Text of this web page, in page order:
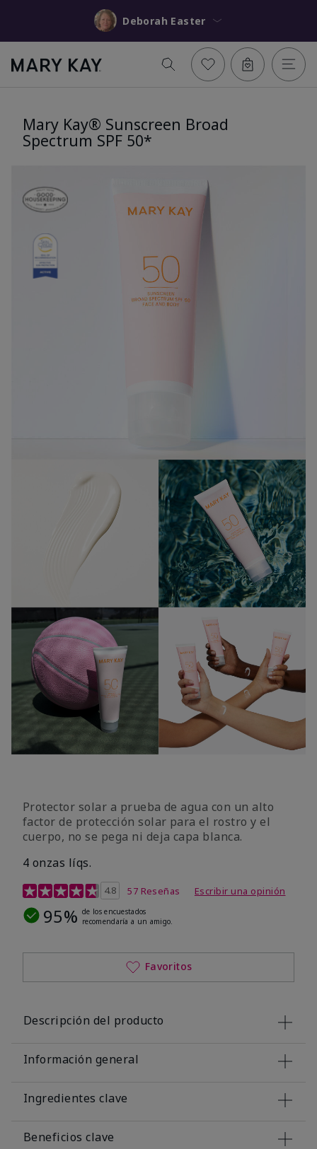
Deborah Easter
Mary Kay® Sunscreen Broad
Spectrum SPF 50*
Protector solar a prueba de agua con un alto
factor de protección solar para el rostro y el
cuerpo, no se pega ni deja capa blanca.
4 onzas líqs.
Calificación de clientes de 4,2 de 5
4.8 57 Reseñas Escribir una opinión
95% de los encuestados
recomendaría a un amigo.
Favoritos
Descripción del producto
Información general
Ingredientes clave
Beneficios clave